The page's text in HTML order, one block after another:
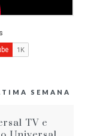
SEMANA
TV e